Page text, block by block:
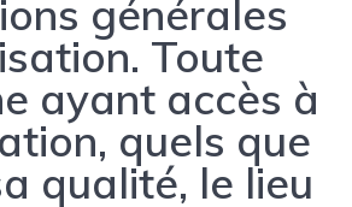
générales
Toute
ayant accès à
quels que
qualité, le lieu